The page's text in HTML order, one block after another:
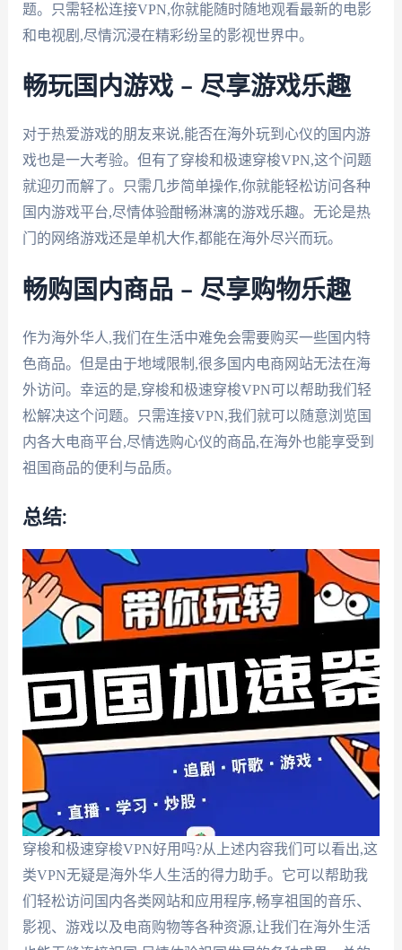
题。只需轻松连接VPN,你就能随时随地观看最新的电影
和电视剧,尽情沉浸在精彩纷呈的影视世界中。
畅玩国内游戏 – 尽享游戏乐趣
对于热爱游戏的朋友来说,能否在海外玩到心仪的国内游
戏也是一大考验。但有了穿梭和极速穿梭VPN,这个问题
就迎刃而解了。只需几步简单操作,你就能轻松访问各种
国内游戏平台,尽情体验酣畅淋漓的游戏乐趣。无论是热
门的网络游戏还是单机大作,都能在海外尽兴而玩。
畅购国内商品 – 尽享购物乐趣
作为海外华人,我们在生活中难免会需要购买一些国内特
色商品。但是由于地域限制,很多国内电商网站无法在海
外访问。幸运的是,穿梭和极速穿梭VPN可以帮助我们轻
松解决这个问题。只需连接VPN,我们就可以随意浏览国
内各大电商平台,尽情选购心仪的商品,在海外也能享受到
祖国商品的便利与品质。
总结:
穿梭和极速穿梭VPN好用吗?从上述内容我们可以看出,这
类VPN无疑是海外华人生活的得力助手。它可以帮助我
们轻松访问国内各类网站和应用程序,畅享祖国的音乐、
影视、游戏以及电商购物等各种资源,让我们在海外生活